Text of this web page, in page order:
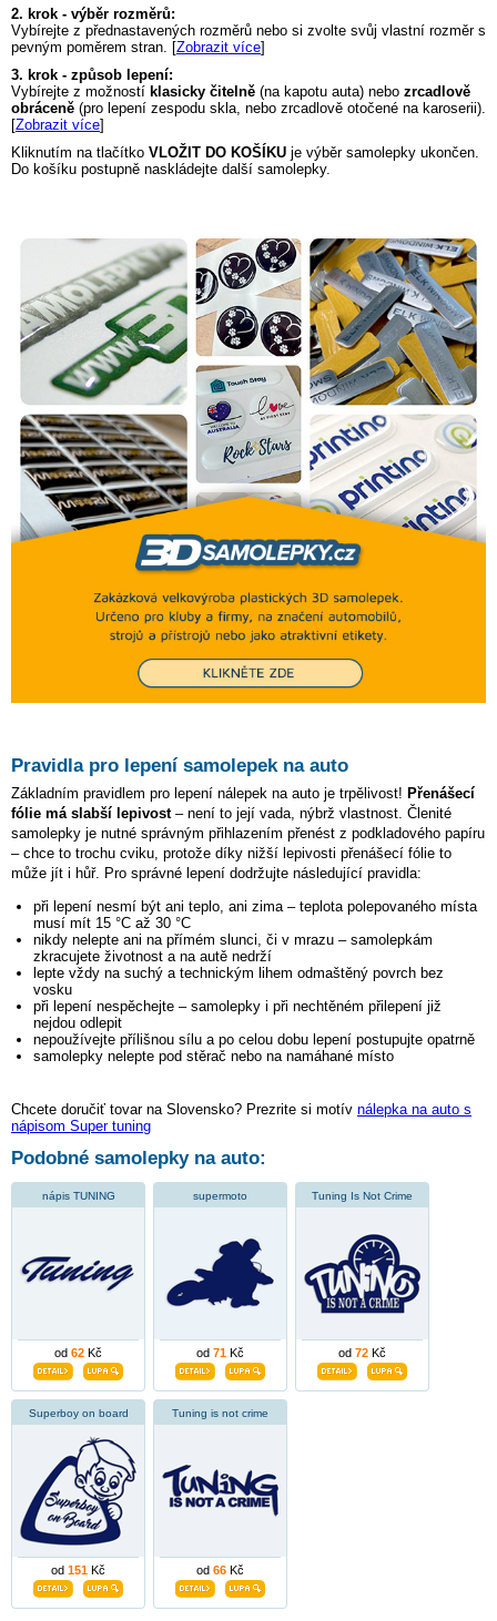
2. krok - výběr rozměrů:
Vybírejte z přednastavených rozměrů nebo si zvolte svůj vlastní rozměr s
pevným poměrem stran. [Zobrazit více]
3. krok - způsob lepení:
Vybírejte z možností klasicky čitelně (na kapotu auta) nebo zrcadlově
obráceně (pro lepení zespodu skla, nebo zrcadlově otočené na karoserii).
[Zobrazit více]
Kliknutím na tlačítko VLOŽIT DO KOŠÍKU je výběr samolepky ukončen.
Do košíku postupně naskládejte další samolepky.
Pravidla pro lepení samolepek na auto
Základním pravidlem pro lepení nálepek na auto je trpělivost! Přenášecí
fólie má slabší lepivost– není to její vada, nýbrž vlastnost. Členité
samolepky je nutné správným přihlazením přenést z podkladového papíru
– chce to trochu cviku, protože díky nižší lepivosti přenášecí fólie to
může jít i hůř. Pro správné lepení dodržujte následující pravidla:
při lepení nesmí být ani teplo, ani zima – teplota polepovaného místa
musí mít 15 °C až 30 °C
nikdy nelepte ani na přímém slunci, či v mrazu – samolepkám
zkracujete životnost a na autě nedrží
lepte vždy na suchý a technickým lihem odmaštěný povrch bez
vosku
při lepení nespěchejte – samolepky i při nechtěném přilepení již
nejdou odlepit
nepoužívejte přílišnou sílu a po celou dobu lepení postupujte opatrně
samolepky nelepte pod stěrač nebo na namáhané místo
Chcete doručiť tovar na Slovensko? Prezrite si motív nálepka na auto s
nápisom Super tuning
Podobné samolepky na auto:
nápis TUNING
od 62 Kč
supermoto
od 71 Kč
Tuning Is Not Crime
od 72 Kč
Superboy on board
od 151 Kč
Tuning is not crime
od 66 Kč